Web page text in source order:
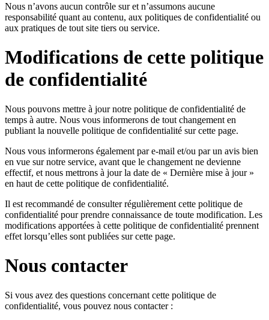
Nous n’avons aucun contrôle sur et n’assumons aucune
responsabilité quant au contenu, aux politiques de confidentialité ou
aux pratiques de tout site tiers ou service.
Modifications de cette politique
de confidentialité
Nous pouvons mettre à jour notre politique de confidentialité de
temps à autre. Nous vous informerons de tout changement en
publiant la nouvelle politique de confidentialité sur cette page.
Nous vous informerons également par e-mail et/ou par un avis bien
en vue sur notre service, avant que le changement ne devienne
effectif, et nous mettrons à jour la date de « Dernière mise à jour »
en haut de cette politique de confidentialité.
Il est recommandé de consulter régulièrement cette politique de
confidentialité pour prendre connaissance de toute modification. Les
modifications apportées à cette politique de confidentialité prennent
effet lorsqu’elles sont publiées sur cette page.
Nous contacter
Si vous avez des questions concernant cette politique de
confidentialité, vous pouvez nous contacter :